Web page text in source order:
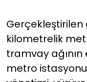
Gerçekleştirilen
kilometrelik
tramvay
metro